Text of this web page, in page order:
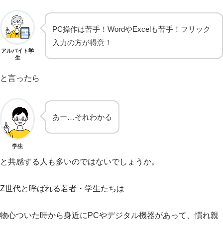
アルバイト学
生
PC操作は苦手！WordやExcelも苦手！フリック
入力の方が得意！
と言ったら
学生
あー…それわかる
と共感する人も多いのではないでしょうか。
Z世代と呼ばれる若者・学生たちは
物心ついた時から身近にPCやデジタル機器があって、慣れ親